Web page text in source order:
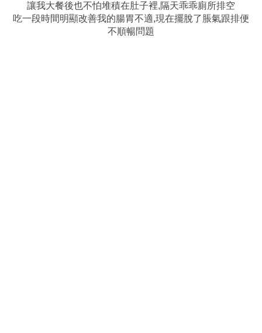
讓我大餐後也不怕堆積在肚子裡,隔天乖乖廁所排空
吃一段時間明顯改善我的腸胃不適,現在擺脫了脹氣跟排便
不順暢問題